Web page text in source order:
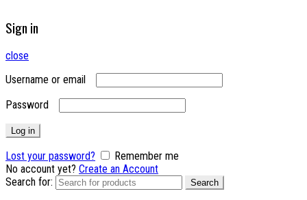
Sign in
close
Username or email
Password
Log in
Lost your password?
Remember me
No account yet? Create an Account
Search for:
Search